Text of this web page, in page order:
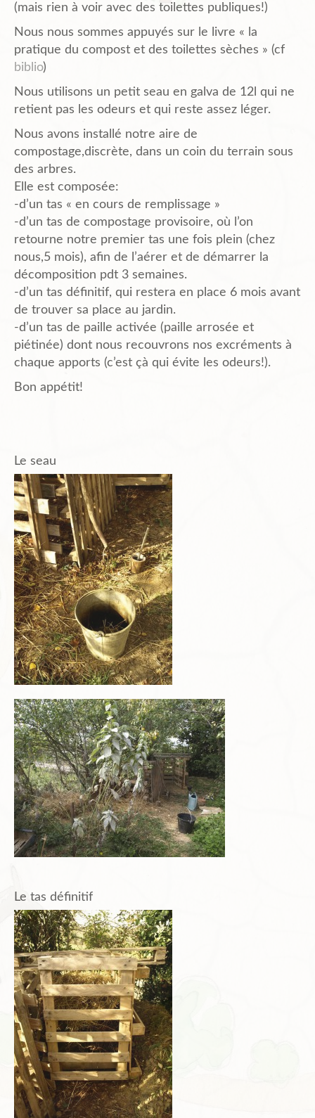
(mais rien à voir avec des toilettes publiques!)
Nous nous sommes appuyés sur le livre « la
pratique du compost et des toilettes sèches » (cf
biblio)
Nous utilisons un petit seau en galva de 12l qui ne
retient pas les odeurs et qui reste assez léger.
Nous avons installé notre aire de
compostage,discrète, dans un coin du terrain sous
des arbres.
Elle est composée:
-d’un tas « en cours de remplissage »
-d’un tas de compostage provisoire, où l’on
retourne notre premier tas une fois plein (chez
nous,5 mois), afin de l’aérer et de démarrer la
décomposition pdt 3 semaines.
-d’un tas définitif, qui restera en place 6 mois avant
de trouver sa place au jardin.
-d’un tas de paille activée (paille arrosée et
piétinée) dont nous recouvrons nos excréments à
chaque apports (c’est çà qui évite les odeurs!).
Bon appétit!
Le seau
Le tas définitif